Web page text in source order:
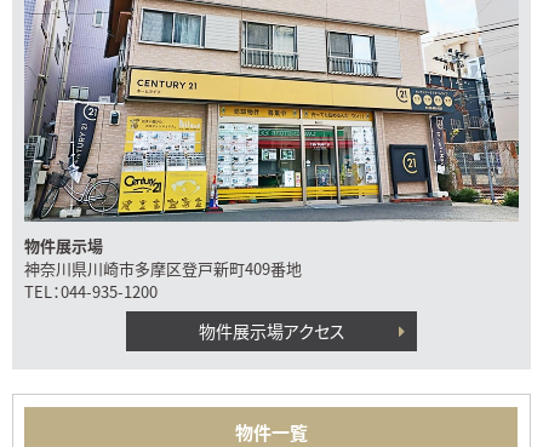
物件展示場
神奈川県川崎市多摩区登戸新町409番地
TEL：044-935-1200
物件展示場アクセス
物件一覧